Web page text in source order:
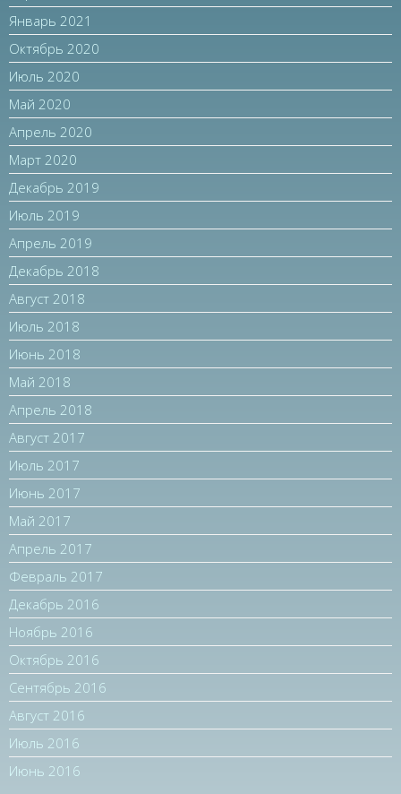
Январь 2021
Октябрь 2020
Июль 2020
Май 2020
Апрель 2020
Март 2020
Декабрь 2019
Июль 2019
Апрель 2019
Декабрь 2018
Август 2018
Июль 2018
Июнь 2018
Май 2018
Апрель 2018
Август 2017
Июль 2017
Июнь 2017
Май 2017
Апрель 2017
Февраль 2017
Декабрь 2016
Ноябрь 2016
Октябрь 2016
Сентябрь 2016
Август 2016
Июль 2016
Июнь 2016